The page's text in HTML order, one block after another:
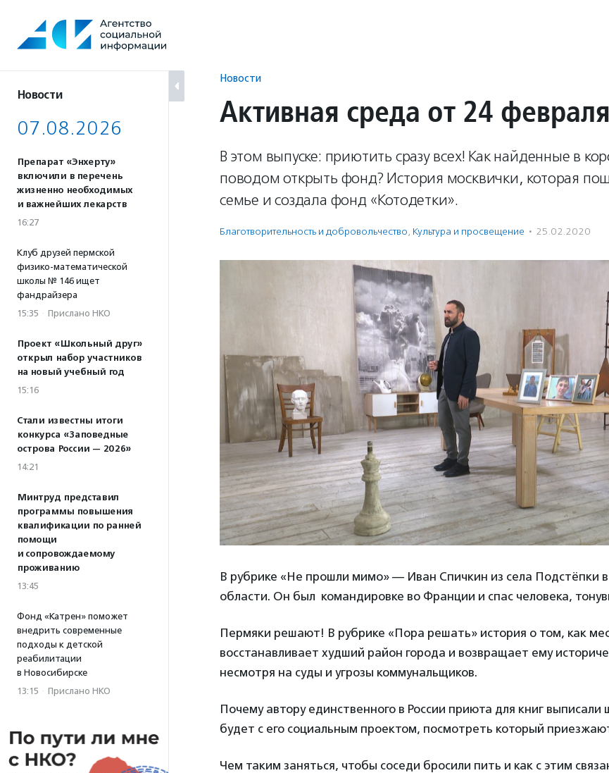
содержанию
Новости
07.08.2026
Препарат «Энхерту»
включили в перечень
жизненно необходимых
и важнейших лекарств
16:27
Клуб друзей пермской
физико-математической
школы № 146 ищет
фандрайзера
15:35 · Прислано НКО
Проект «Школьный друг»
открыл набор участников
на новый учебный год
15:16
Стали известны итоги
конкурса «Заповедные
острова России — 2026»
14:21
Минтруд представил
программы повышения
квалификации по ранней
помощи
и сопровождаемому
проживанию
13:45
Фонд «Катрен» поможет
внедрить современные
подходы к детской
реабилитации
в Новосибирске
13:15 · Прислано НКО
Новости
Активная среда от 24 февраля
В этом выпуске: приютить сразу всех! Как найденные в
поводом открыть фонд? История москвички, которая
семье и создала фонд «Котодетки».
Благотвори­тель­ность и доброволь­чест­во, Культура и просвещение · 25.02.2020
В рубрике «Не прошли мимо» — Иван Спичкин из села Подстёпки
области. Он был командировке во Франции и спас человека,
Пермяки решают! В рубрике «Пора решать» история о том, как
восстанавливает худший район города и возвращает ему
несмотря на суды и угрозы коммунальщиков.
Почему автору единственного в России приюта для книг
будет с его социальным проектом, посмотреть который
Чем таким заняться, чтобы соседи бросили пить и как с этим